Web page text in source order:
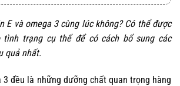
E và omega 3 cùng lúc không? Có thể được
tình trạng cụ thể để có cách bổ sung các
quả nhất.
3 đều là những dưỡng chất quan trọng hàng